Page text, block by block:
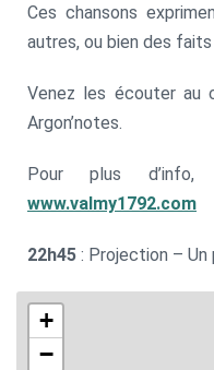
Ces chansons
autres, ou bien des
Venez les écouter au
Argon’notes.
Pour plus
www.valmy1792.com
22h45 : Projection –
+
−